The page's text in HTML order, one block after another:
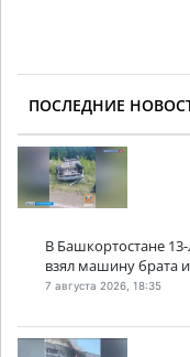
ПОСЛЕДНИЕ
В Башкортостане
взял машину брата
7 августа 2026, 18:35